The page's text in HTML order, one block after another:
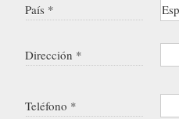
País *
Dirección *
Teléfono *